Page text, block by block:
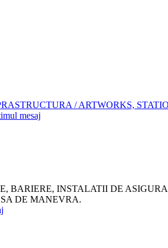
/ ARTWORKS,
BARIERE, INSTALATII DE
DE MANEVRA.